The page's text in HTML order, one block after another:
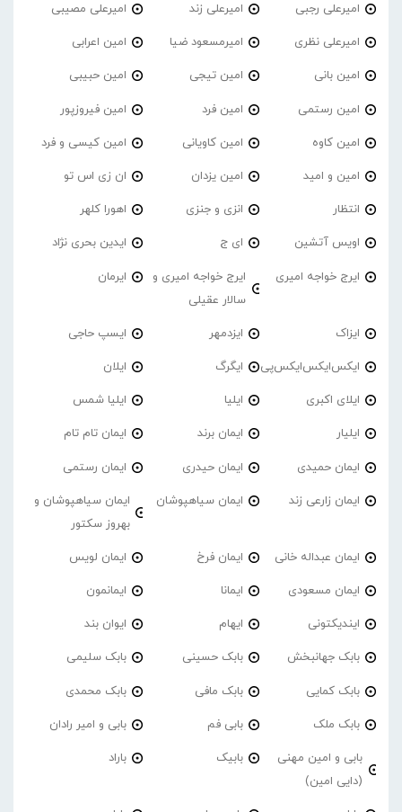
امیرعلی رجبی امیرعلی زند امیرعلی مصیبی
امیرعلی نظری امیرمسعود ضیا امین اعرابی
امین بانی امین تیجی امین حبیبی
امین رستمی امین فرد امین فیروزپور
امین کاوه امین کاویانی امین کیسی و فرد
امین و امید امین یزدان ان زی اس تو
انتظار انزی و جنزی اهورا کلهر
اویس آتشین ای ج ایدین بحری نژاد
ایرج خواجه امیری
ایرج خواجه امیری و
سالار عقیلی
ایرمان
ایزاک ایزدمهر ایسپ حاجی
ایکس‌ایکس‌ایکس‌پی ایگرگ ایلان
ایلای اکبری ایلیا ایلیا شمس
ایلیار ایمان برند ایمان تام تام
ایمان حمیدی ایمان حیدری ایمان رستمی
ایمان زارعی زند ایمان سیاهپوشان
ایمان سیاهپوشان و
بهروز سکتور
ایمان عبداله خانی ایمان فرخ ایمان لویس
ایمان مسعودی ایمانا ایمانمون
ایندیکتونی ایهام ایوان بند
بابک جهانبخش بابک حسینی بابک سلیمی
بابک کمایی بابک مافی بابک محمدی
بابک ملک بابی فم بابی و امیر رادان
بابی و امین مهنی
(دایی امین)
بابیک باراد